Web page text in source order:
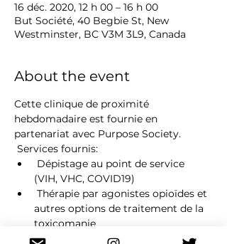
16 déc. 2020, 12 h 00 – 16 h 00
But Société, 40 Begbie St, New
Westminster, BC V3M 3L9, Canada
About the event
Cette clinique de proximité
hebdomadaire est fournie en
partenariat avec Purpose Society.
Services fournis:
(VIH, VHC, COVID19)
autres options de traitement de la
toxicomanie
Soins de santé primaires (soins de